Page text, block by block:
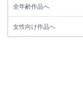
全年齢作品へ
女性向け作品へ